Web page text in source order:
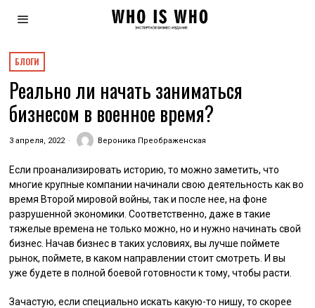
БЛОГИ
Реально ли начать заниматься
бизнесом в военное время?
3 апреля, 2022 Вероника Преображенская
Если проанализировать историю, то можно заметить, что
многие крупные компании начинали свою деятельность как во
время Второй мировой войны, так и после нее, на фоне
разрушенной экономики. Соответственно, даже в такие
тяжелые времена не только можно, но и нужно начинать свой
бизнес. Начав бизнес в таких условиях, вы лучше поймете
рынок, поймете, в каком направлении стоит смотреть. И вы
уже будете в полной боевой готовности к тому, чтобы расти.
Зачастую, если специально искать какую-то нишу, то скорее